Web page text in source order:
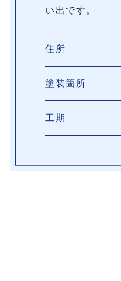
い出です。
住所
塗装箇所
工期